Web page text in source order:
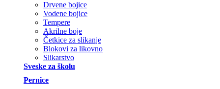
Drvene bojice
Vodene bojice
Tempere
Akrilne boje
Četkice za slikanje
Blokovi za likovno
Slikarstvo
Sveske za školu
Pernice